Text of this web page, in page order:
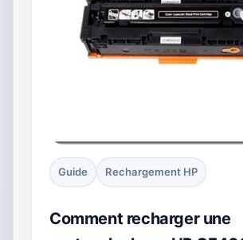
Guide Rechargement HP
Comment recharger une